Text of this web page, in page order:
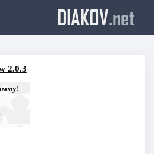
DIAKOV.net
2.0.3